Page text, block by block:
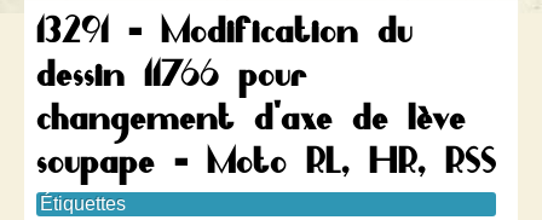
13291 - Modification du
dessin 11766 pour
changement d'axe de lève
soupape - Moto RL, HR, RSS
Étiquettes